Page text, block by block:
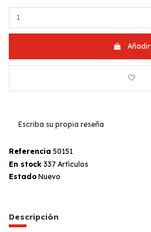
Añadir
Escriba su propia reseña
Referencia 50151
En stock 337 Artículos
Estado Nuevo
Descripción